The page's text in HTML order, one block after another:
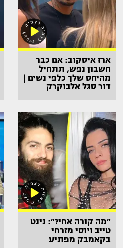
ארז איסקוב: אם כבר
חשבון נפש, תתחיל
מהיחס שלך כלפי נשים |
דור סגל אלבוקרק
״מה קורה אחי?״: נינט
טייב ויוסי מזרחי
בקאמבק מפתיע